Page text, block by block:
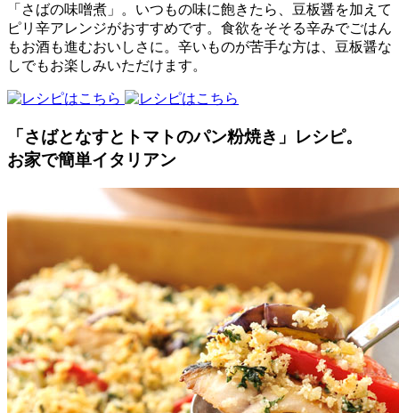
「さばの味噌煮」。いつもの味に飽きたら、豆板醤を加えて
ピリ辛アレンジがおすすめです。食欲をそそる辛みでごはん
もお酒も進むおいしさに。辛いものが苦手な方は、豆板醤な
しでもお楽しみいただけます。
「さばとなすとトマトのパン粉焼き」レシピ。
お家で簡単イタリアン